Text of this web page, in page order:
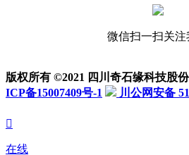
微信扫一扫关注
版权所有 ©2021 四川奇石缘科技股
ICP备15007409号-1
川公网安备

在线